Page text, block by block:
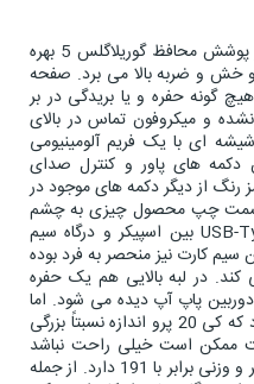
هم پنل عقب و هم پنل جلو هر دو از پوشش محافظ گوریلاگلس 5 بهره
خش و ضربه بالا می برد. صفحه
گونه حفره و یا بریدگی در بر
و میکروفون تماس در بالای
ای با یک فریم آلومینیومی
های پاور و کنترل صدای
رنگ از دیگر دکمه های موجود در
چپ محصول چیزی به چشم
نمی خورد. در لبه پایین پورت USB-Type-c بین اسپیکر و درگاه سیم
سیم کارت نیز منحصر به فرد بوده
در لبه بالایی هم یک حفره
پاپ آپ دیده می شود. اما
این نکته را می بایست خاطر نشان کرد که کی 20 پرو اندازه نسبتاً بزرگی
ممکن است خیلی راحت نباشد
ابعاد آن 156.7× 74.3 × 8.8 میلی متر و وزنی برابر با 191 دارد. از جمله